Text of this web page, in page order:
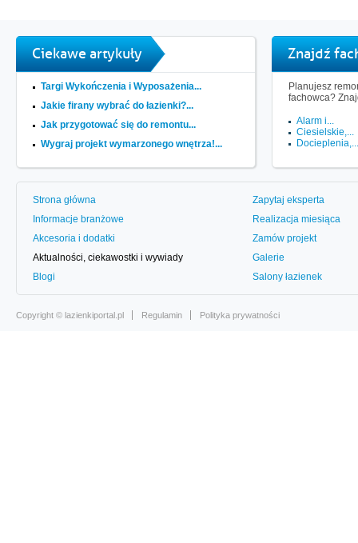
Ciekawe artykuły
Targi Wykończenia i Wyposażenia...
Jakie firany wybrać do łazienki?...
Jak przygotować się do remontu...
Wygraj projekt wymarzonego wnętrza!...
Znajdź
Planujesz
fachowca?
Alarm i...
Ciesielskie,...
Docieplenia,...
Strona główna
Informacje branżowe
Akcesoria i dodatki
Aktualności, ciekawostki i wywiady
Blogi
Zapytaj eksperta
Realizacja miesiąca
Zamów projekt
Galerie
Salony łazienek
Copyright © lazienkiportal.pl Regulamin Polityka prywatności